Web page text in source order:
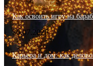
Как освоить игру на
30.07.2026
Карьера и дом: как